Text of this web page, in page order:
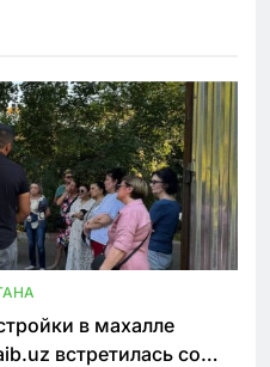
в махалле
встретилась со